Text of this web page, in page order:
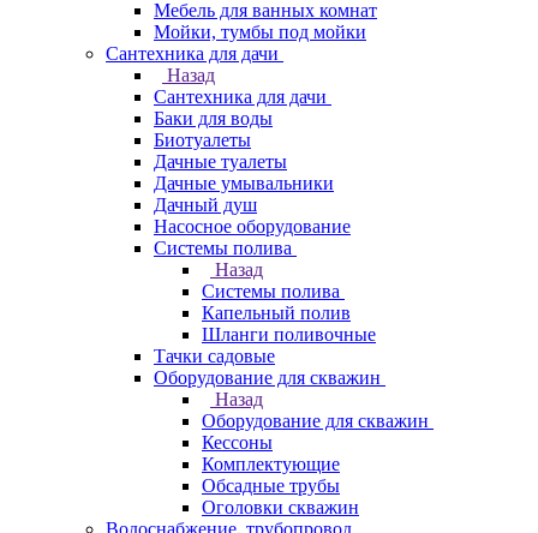
Мебель для ванных комнат
Мойки, тумбы под мойки
Сантехника для дачи
Назад
Сантехника для дачи
Баки для воды
Биотуалеты
Дачные туалеты
Дачные умывальники
Дачный душ
Насосное оборудование
Системы полива
Назад
Системы полива
Капельный полив
Шланги поливочные
Тачки садовые
Оборудование для скважин
Назад
Оборудование для скважин
Кессоны
Комплектующие
Обсадные трубы
Оголовки скважин
Водоснабжение, трубопровод